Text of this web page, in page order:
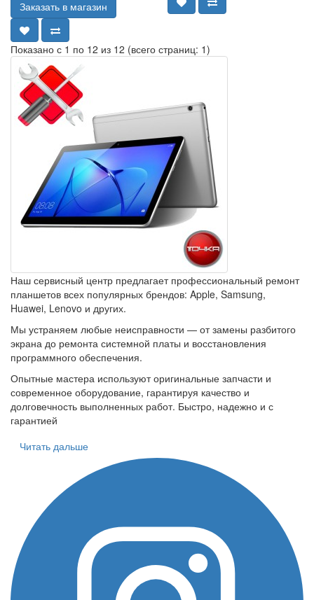
Заказать в магазин
Показано с 1 по 12 из 12 (всего страниц: 1)
Наш сервисный центр предлагает профессиональный ремонт
планшетов всех популярных брендов: Apple, Samsung,
Huawei, Lenovo и других.
Мы устраняем любые неисправности — от замены разбитого
экрана до ремонта системной платы и восстановления
программного обеспечения.
Опытные мастера используют оригинальные запчасти и
современное оборудование, гарантируя качество и
долговечность выполненных работ. Быстро, надежно и с
гарантией
Читать дальше